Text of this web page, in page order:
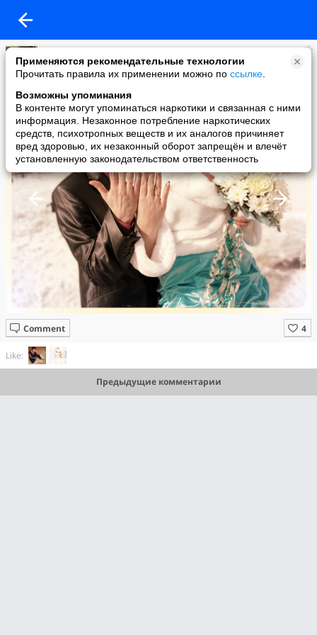
Применяются рекомендательные технологии
Прочитать правила их применении можно по ссылке
Возможны упоминания
В контенте могут упоминаться наркотики и связанная с ними
информация. Незаконное потребление наркотических
средств, психотропных веществ и их аналогов причиняет
вред здоровью, их незаконный оборот запрещён и влечёт
установленную законодательством ответственность
Анют@
added a photo
01 Mar в 02:21
Comment
Like:
Предыдущие комментарии